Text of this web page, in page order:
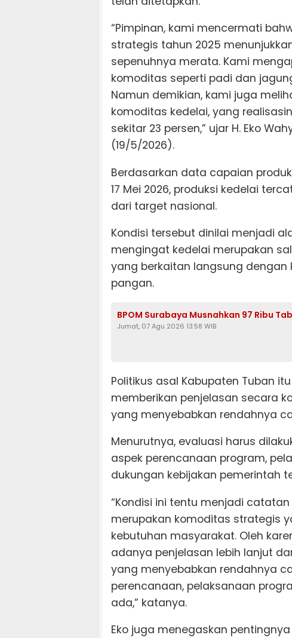
“Pimpinan, kami mencermati
strategis tahun 2025
sepenuhnya merata. Kami
komoditas seperti padi dan
Namun demikian, kami juga
komoditas kedelai, yang
sekitar 23 persen,” ujar H. Eko
(19/5/2026).
Berdasarkan data capaian
17 Mei 2026, produksi kedelai
dari target nasional.
Kondisi tersebut dinilai menjadi
mengingat kedelai merupakan
yang berkaitan langsung
pangan.
BPOM Surabaya Musnahkan 97 Ribu
Jumat, 07 Agu 2026 13:58 WIB
Politikus asal Kabupaten Tuban
memberikan penjelasan secara
yang menyebabkan rendahnya
Menurutnya, evaluasi harus
aspek perencanaan program,
dukungan kebijakan pemerintah
“Kondisi ini tentu menjadi
merupakan komoditas strategis
kebutuhan masyarakat. Oleh
adanya penjelasan lebih lanjut
yang menyebabkan rendahnya
perencanaan, pelaksanaan
ada,” katanya.
Eko juga menegaskan